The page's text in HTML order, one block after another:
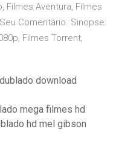
Filmes Aventura, Filmes
Comentário. Sinopse:
Filmes Torrent,
download
mega filmes hd
hd mel gibson